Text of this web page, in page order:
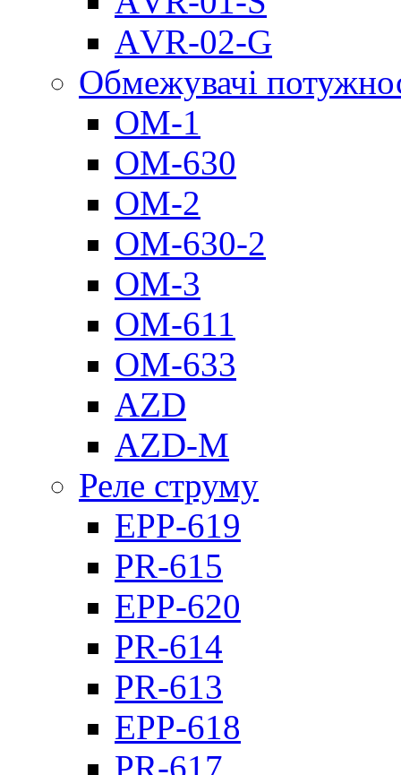
АVR-02-G
Обмежувачі
ОМ-1
ОМ-630
ОМ-2
ОМ-630-2
ОМ-3
ОМ-611
ОМ-633
AZD
AZD-M
Реле струму
EPP-619
PR-615
EPP-620
PR-614
PR-613
EPP-618